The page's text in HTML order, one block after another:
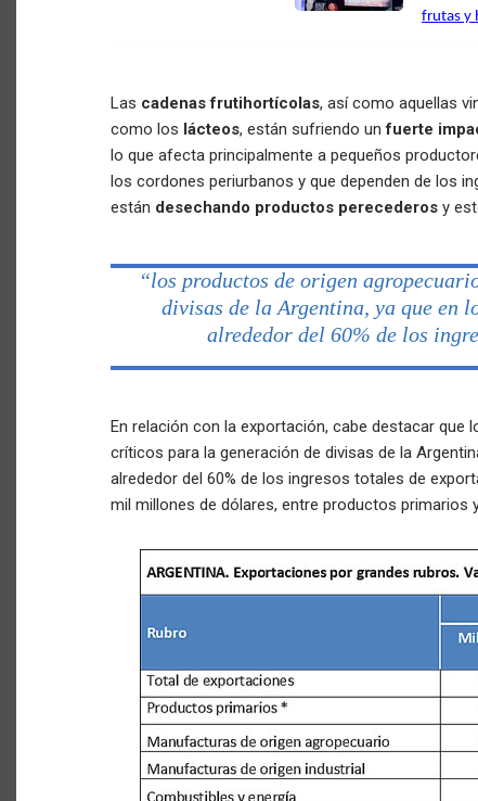
frutas y
Las cadenas frutihortícolas, así como aquellas
como los lácteos, están sufriendo unfuerte
lo que afecta principalmente a pequeños
los cordones periurbanos y que dependen de los
están desechando productos perecederos y
“los productos de origen
divisas de la Argentina, ya que en
alrededor del 60% de los
En relación con la exportación, cabe destacar
críticos para la generación de divisas de la
alrededor del 60% de los ingresos totales de
mil millones de dólares, entre productos primarios